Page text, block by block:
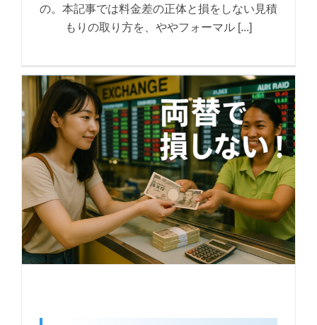
の。本記事では料金差の正体と損をしない見積
もりの取り方を、ややフォーマル [...]